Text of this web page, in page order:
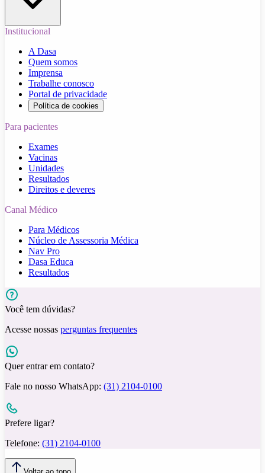
Institucional
A Dasa
Quem somos
Imprensa
Trabalhe conosco
Portal de privacidade
Política de cookies
Para pacientes
Exames
Vacinas
Unidades
Resultados
Direitos e deveres
Canal Médico
Para Médicos
Núcleo de Assessoria Médica
Nav Pro
Dasa Educa
Resultados
Você tem dúvidas?
Acesse nossas perguntas frequentes
Quer entrar em contato?
Fale no nosso WhatsApp: (31) 2104-0100
Prefere ligar?
Telefone: (31) 2104-0100